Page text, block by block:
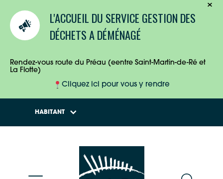
L'ACCUEIL DU SERVICE GESTION DES
DÉCHETS A DÉMÉNAGÉ
Rendez-vous route du Préau (eentre Saint-Martin-de-Ré et
La Flotte)
Cliquez ici pour vous y rendre
HABITANT
ENTREPRISES